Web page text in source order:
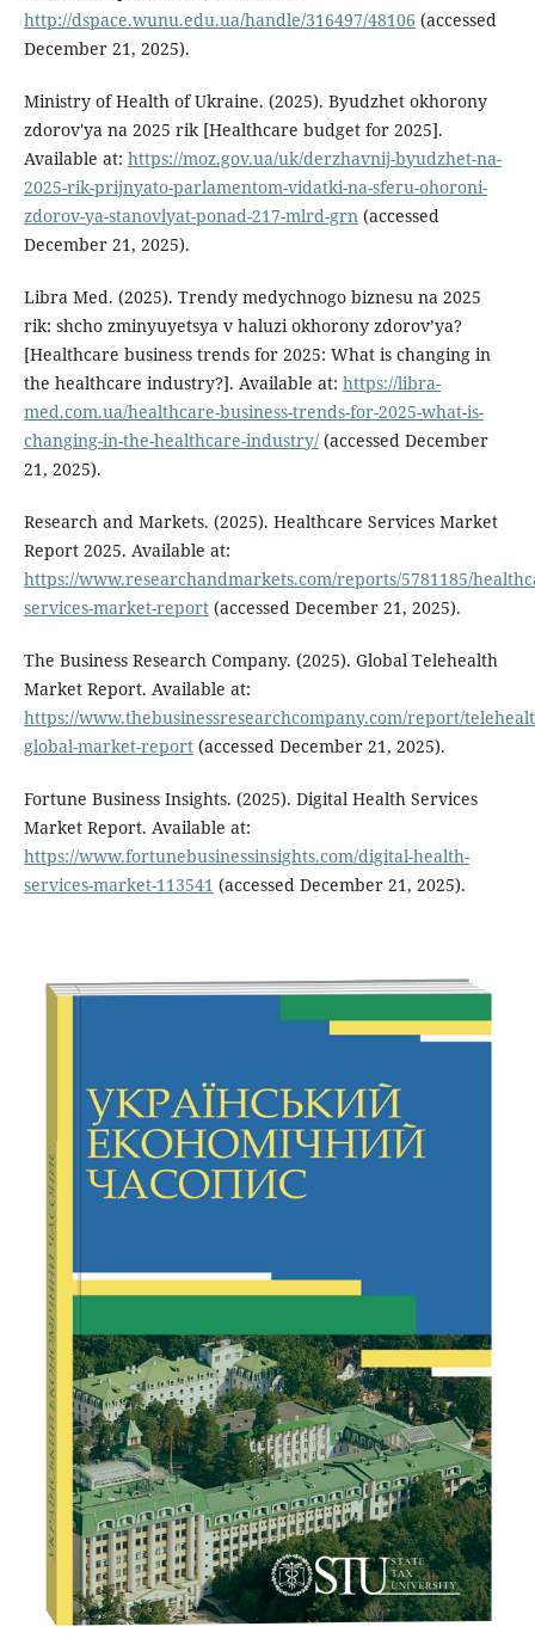
http://dspace.wunu.edu.ua/handle/316497/48106 (accessed
December 21, 2025).
Ministry of Health of Ukraine. (2025). Byudzhet okhorony
zdorov'ya na 2025 rik [Healthcare budget for 2025].
Available at: https://moz.gov.ua/uk/derzhavnij-byudzhet-na-
2025-rik-prijnyato-parlamentom-vidatki-na-sferu-ohoroni-
zdorov-ya-stanovlyat-ponad-217-mlrd-grn (accessed
December 21, 2025).
Libra Med. (2025). Trendy medychnogo biznesu na 2025
rik: shcho zminyuyetsya v haluzi okhorony zdorov’ya?
[Healthcare business trends for 2025: What is changing in
the healthcare industry?]. Available at: https://libra-
med.com.ua/healthcare-business-trends-for-2025-what-is-
changing-in-the-healthcare-industry/(accessed December
21, 2025).
Research and Markets. (2025). Healthcare Services Market
Report 2025. Available at:
https://www.researchandmarkets.com/reports/5781185/
services-market-report(accessed December 21, 2025).
The Business Research Company. (2025). Global Telehealth
Market Report. Available at:
https://www.thebusinessresearchcompany.com/report/
global-market-report(accessed December 21, 2025).
Fortune Business Insights. (2025). Digital Health Services
Market Report. Available at:
https://www.fortunebusinessinsights.com/digital-health-
services-market-113541 (accessed December 21, 2025).